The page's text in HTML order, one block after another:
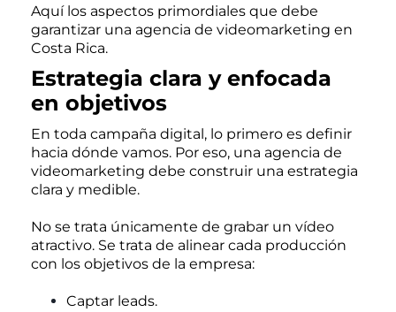
Aquí los aspectos primordiales que debe
garantizar una agencia de videomarketing en
Costa Rica.
Estrategia clara y enfocada
en objetivos
En toda campaña digital, lo primero es definir
hacia dónde vamos. Por eso, una agencia de
videomarketing debe construir una estrategia
clara y medible.
No se trata únicamente de grabar un vídeo
atractivo. Se trata de alinear cada producción
con los objetivos de la empresa:
Captar leads.